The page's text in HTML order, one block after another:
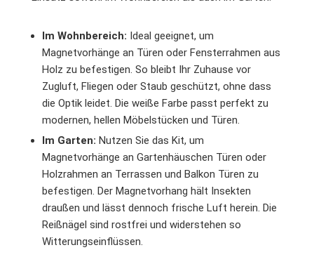
Im Wohnbereich: Ideal geeignet, um
Magnetvorhänge an Türen oder Fensterrahmen aus
Holz zu befestigen. So bleibt Ihr Zuhause vor
Zugluft, Fliegen oder Staub geschützt, ohne dass
die Optik leidet. Die weiße Farbe passt perfekt zu
modernen, hellen Möbelstücken und Türen.
Im Garten: Nutzen Sie das Kit, um
Magnetvorhänge an Gartenhäuschen Türen oder
Holzrahmen an Terrassen und Balkon Türen zu
befestigen. Der Magnetvorhang hält Insekten
draußen und lässt dennoch frische Luft herein. Die
Reißnägel sind rostfrei und widerstehen so
Witterungseinflüssen.